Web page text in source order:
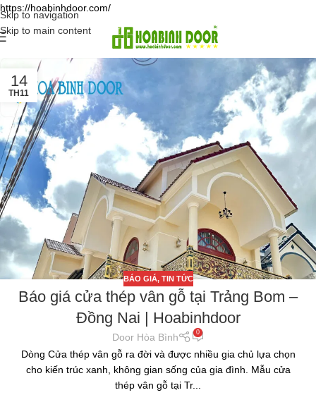
https://hoabinhdoor.com/
Skip to navigation
Skip to main content
14
TH11
BÁO GIÁ, TIN TỨC
Báo giá cửa thép vân gỗ tại Trảng Bom –
Đồng Nai | Hoabinhdoor
Door Hòa Bình 0
Dòng Cửa thép vân gỗ ra đời và được nhiều gia chủ lựa chọn
cho kiến trúc xanh, không gian sống của gia đình. Mẫu cửa
thép vân gỗ tại Tr...